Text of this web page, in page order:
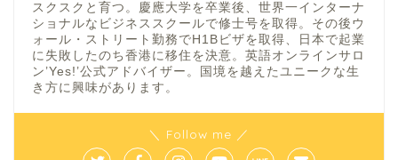
スクスクと育つ。慶應大学を卒業後、世界一インターナ
ショナルなビジネススクールで修士号を取得。その後ウ
ォール・ストリート勤務でH1Bビザを取得、日本で起業
に失敗したのち香港に移住を決意。英語オンラインサロ
ン’Yes!’公式アドバイザー。国境を越えたユニークな生
き方に興味があります。
＼ Follow me ／